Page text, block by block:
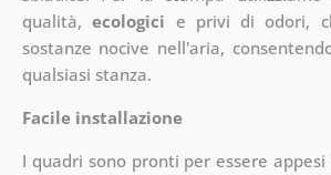
qualità,ecologici e privi di odori,
sostanze nocive nell'aria,
qualsiasi stanza.
Facile installazione
I quadri sono pronti per essere